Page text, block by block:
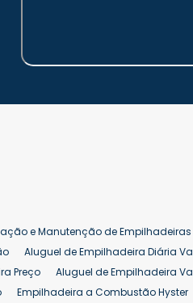
e Manutenção de Empilhadeiras
Aluguel de Empilhadeira Diária
Preço Aluguel de Empilhadeira
Empilhadeira a Combustão Hyster